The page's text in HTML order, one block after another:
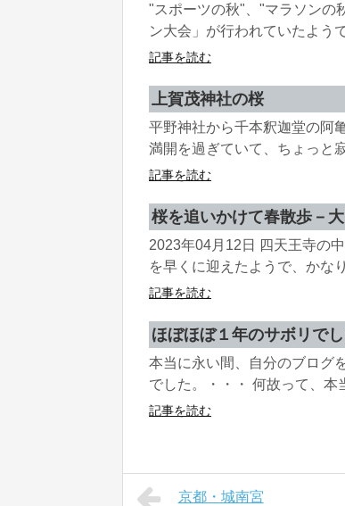
"スポーツの秋"、"マラソン
ン大会」が行われていたよ
記事を読む
上賀茂神社の桜
平野神社から千本釈迦堂の阿
満開を過ぎていて、ちょっと
記事を読む
桜を追いかけて春散歩－大
2023年04月12日 四天王寺の
を早くに迎えたようで、かな
記事を読む
ほぼほぼ１年のサボリでし
本当に永い間、自分のブログ
でした。・・・ 何故って、本
記事を読む
京都・城南宮